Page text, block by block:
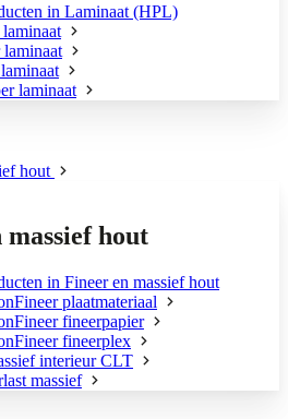
in Laminaat (HPL)
laminaat
hout
hout
in Fineer en massief hout
plaatmateriaal
fineerpapier
fineerplex
interieur CLT
massief